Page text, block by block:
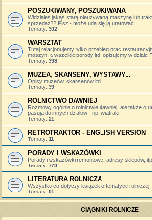
POSZUKIWANY, POSZUKIWANA
Widziałeś jakąś starą nieużywaną maszynę lub
sprzedaż?? Pisz - może uda się ją uratować
Tematy: 302
WARSZTAT
Tutaj relacjonujemy tylko przebieg prac
maszyn, a wszelkie porady itd. opisujemy w dziale
Tematy: 398
MUZEA, SKANSENY, WYSTAWY...
Opisy muzeów, skansenów itd.
Tematy: 39
ROLNICTWO DAWNIEJ
Rozmowy ogólnie o rolnictwie dawniej, ale także o
pasują do innych działów - np. wiatraki.
Tematy: 21
RETROTRAKTOR - ENGLISH VERSION
Tematy: 11
PORADY I WSKAZÓWKI
Porady i wskazówki remontowe, adresy sklepów, itp.
Tematy: 773
LITERATURA ROLNICZA
Wszystko co dotyczy książek o tematyce rolniczej.
Tematy: 91
CIĄGNIKI ROLNICZE